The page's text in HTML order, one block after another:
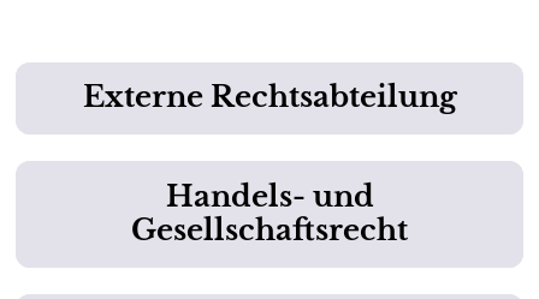
Externe Rechtsabteilung
Handels- und
Gesellschaftsrecht